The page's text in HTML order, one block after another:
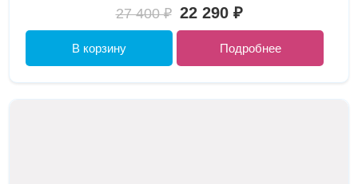
27 400 ₽ 22 290 ₽
В корзину Подробнее